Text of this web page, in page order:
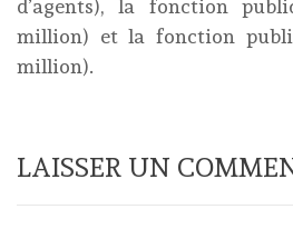
d’agents), la fonction
million) et la fonction
million).
LAISSER UN